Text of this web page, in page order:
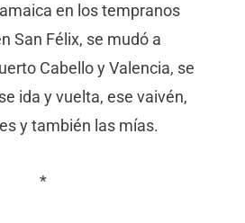
en los tempranos
San Félix, se mudó a
Cabello y Valencia, se
ida y vuelta, ese vaivén,
y también las mías.
*